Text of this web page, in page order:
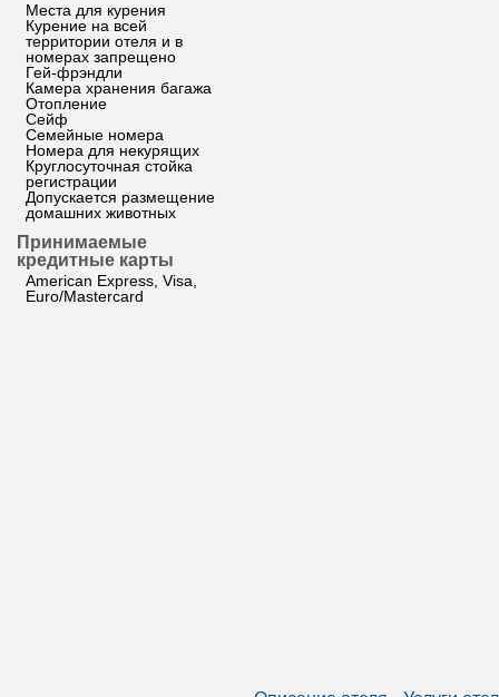
Места для курения
Курение на всей
территории отеля и в
номерах запрещено
Гей-фрэндли
Камера хранения багажа
Отопление
Сейф
Семейные номера
Номера для некурящих
Круглосуточная стойка
регистрации
Допускается размещение
домашних животных
Принимаемые
кредитные карты
American Express, Visa,
Euro/Mastercard